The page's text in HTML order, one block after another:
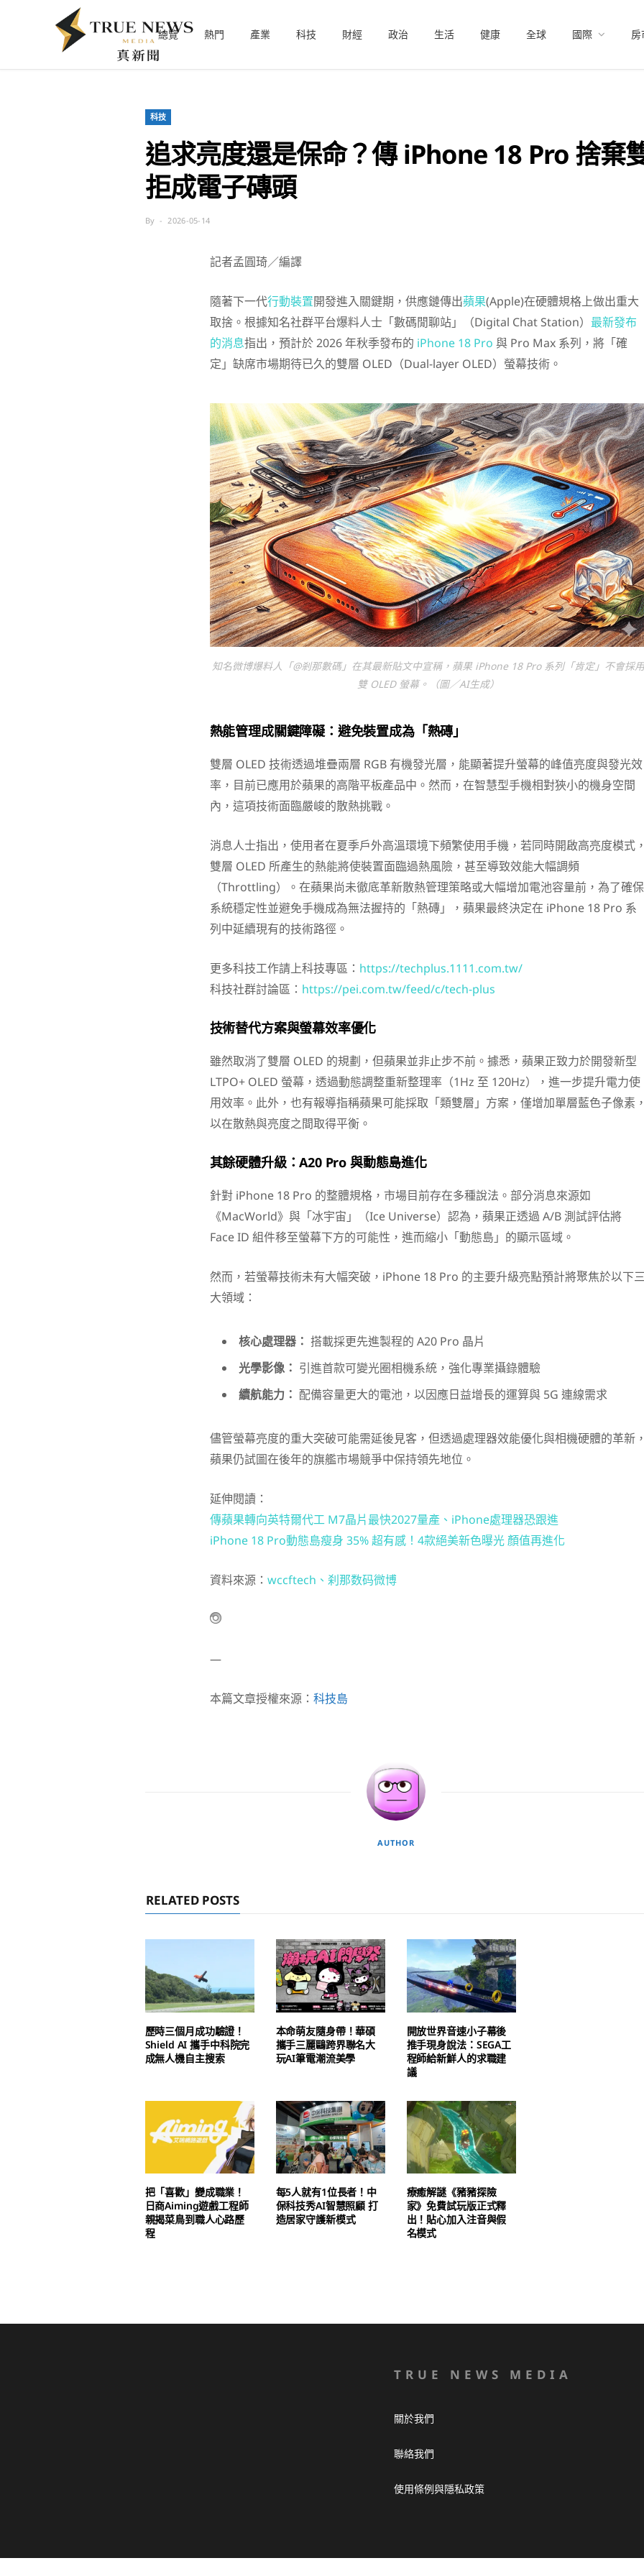
總覽 熱門 產業 科技 財經 政治 生活 健康 全球 國際 房
科技
追求亮度還是保命？傳 iPhone 18 Pro 捨棄
拒成電子磚頭
By 2026-05-14
記者孟圓琦／編譯
隨著下一代行動裝置開發進入關鍵期，供應鏈傳出蘋果(Apple)在硬體規格上做出重大
取捨。根據知名社群平台爆料人士「數碼閒聊站」（Digital Chat Station） 最新發布
的消息指出，預計於 2026 年秋季發布的 iPhone 18 Pro 與 Pro Max 系列，將「確
定」缺席市場期待已久的雙層 OLED（Dual-layer OLED）螢幕技術。
知名微博爆料人「@剎那數碼」在其最新貼文中宣稱，蘋果 iPhone 18 Pro 系列「肯定」不會採用
雙 OLED 螢幕。（圖／AI生成）
熱能管理成關鍵障礙：避免裝置成為「熱磚」
雙層 OLED 技術透過堆疊兩層 RGB 有機發光層，能顯著提升螢幕的峰值亮度與發光效
率，目前已應用於蘋果的高階平板產品中。然而，在智慧型手機相對狹小的機身空間
內，這項技術面臨嚴峻的散熱挑戰。
消息人士指出，使用者在夏季戶外高溫環境下頻繁使用手機，若同時開啟高亮度模式
雙層 OLED 所產生的熱能將使裝置面臨過熱風險，甚至導致效能大幅調頻
（Throttling）。在蘋果尚未徹底革新散熱管理策略或大幅增加電池容量前，為了確保
系統穩定性並避免手機成為無法握持的「熱磚」，蘋果最終決定在 iPhone 18 Pro 系
列中延續現有的技術路徑。
更多科技工作請上科技專區： https://techplus.1111.com.tw/
科技社群討論區： https://pei.com.tw/feed/c/tech-plus
技術替代方案與螢幕效率優化
雖然取消了雙層 OLED 的規劃，但蘋果並非止步不前。據悉，蘋果正致力於開發新型
LTPO+ OLED 螢幕，透過動態調整重新整理率（1Hz 至 120Hz），進一步提升電力使
用效率。此外，也有報導指稱蘋果可能採取「類雙層」方案，僅增加單層藍色子像素
以在散熱與亮度之間取得平衡。
其餘硬體升級：A20 Pro 與動態島進化
針對 iPhone 18 Pro 的整體規格，市場目前存在多種說法。部分消息來源如
《MacWorld》與「冰宇宙」（Ice Universe）認為，蘋果正透過 A/B 測試評估將
Face ID 組件移至螢幕下方的可能性，進而縮小「動態島」的顯示區域。
然而，若螢幕技術未有大幅突破，iPhone 18 Pro 的主要升級亮點預計將聚焦於以下
大領域：
核心處理器： 搭載採更先進製程的 A20 Pro 晶片
光學影像： 引進首款可變光圈相機系統，強化專業攝錄體驗
續航能力： 配備容量更大的電池，以因應日益增長的運算與 5G 連線需求
儘管螢幕亮度的重大突破可能需延後見客，但透過處理器效能優化與相機硬體的革新
蘋果仍試圖在後年的旗艦市場競爭中保持領先地位。
延伸閱讀：
傳蘋果轉向英特爾代工 M7晶片最快2027量產、iPhone處理器恐跟進
iPhone 18 Pro動態島瘦身 35% 超有感！4款絕美新色曝光 顏值再進化
資料來源： wccftech、 刹那数码微博
—
本篇文章授權來源： 科技島
AUTHOR
RELATED POSTS
歷時三個月成功驗證！
Shield AI 攜手中科院完
成無人機自主搜索
本命萌友隨身帶！華碩
攜手三麗鷗跨界聯名大
玩AI筆電潮流美學
開放世界音速小子幕後
推手現身說法：SEGA工
程師給新鮮人的求職建
議
把「喜歡」變成職業！
日商Aiming遊戲工程師
親揭菜鳥到職人心路歷
程
每5人就有1位長者！中
保科技秀AI智慧照顧 打
造居家守護新模式
療癒解謎《豬豬探險
家》免費試玩版正式釋
出！貼心加入注音與假
名模式
TRUE NEWS MEDIA
關於我們
聯絡我們
使用條例與隱私政策